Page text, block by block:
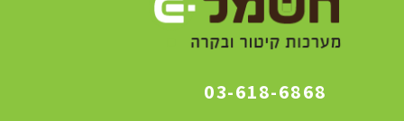
03-618-6868